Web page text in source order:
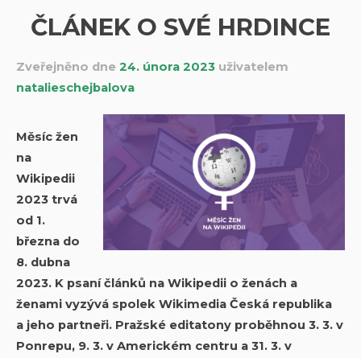
ČLÁNEK O SVÉ HRDINCE
Zveřejněno dne 24. února 2023 uživatelem
natalieschejbalova
Měsíc žen
na
Wikipedii
2023 trvá
od 1.
března do
8. dubna
2023. K psaní článků na Wikipedii o ženách a
ženami vyzývá spolek Wikimedia Česká republika
a jeho partneři. Pražské editatony proběhnou 3. 3. v
Ponrepu, 9. 3. v Americkém centru a 31. 3. v